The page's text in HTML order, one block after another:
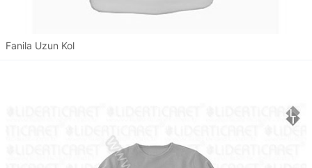
Fanila Uzun Kol